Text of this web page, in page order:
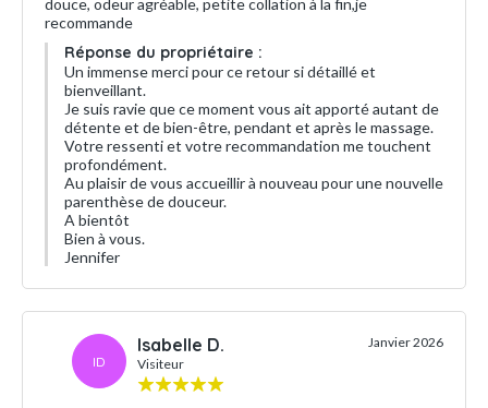
douce, odeur agréable, petite collation à la fin,je
recommande
Réponse du propriétaire :
Un immense merci pour ce retour si détaillé et
bienveillant.
Je suis ravie que ce moment vous ait apporté autant de
détente et de bien-être, pendant et après le massage.
Votre ressenti et votre recommandation me touchent
profondément.
Au plaisir de vous accueillir à nouveau pour une nouvelle
parenthèse de douceur.
A bientôt
Bien à vous.
Jennifer
ID
Isabelle D.
Visiteur
Janvier 2026